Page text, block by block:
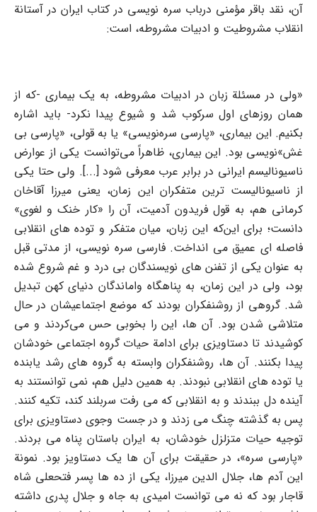
آن، نقد باقر مؤمنی درباب سره نویسی در کتاب ایران در آستانة
انقلاب مشروطیت و ادبیات مشروطه، است:
«ولی در مسئلة زبان در ادبیات مشروطه، به یک بیماری -که از
همان روزهای اول سرکوب شد و شیوع پیدا نکرد- باید اشاره
بکنیم. این بیماری، «پارسی سره‌نویسی» یا به قولی، «پارسی بی
غش»نویسی بود. این بیماری، ظاهراً می‌توانست یکی از عوارض
ناسیونالیسم ایرانی در برابر عرب معرفی شود [...]. ولی حتا یکی
از ناسیونالیست ترین متفکران این زمان، یعنی میرزا آقاخان
کرمانی هم، به قول فریدون آدمیت، آن را «کار خنک و لغوی»
دانست؛ برای این‌که این زبان، میان متفکر و توده های انقلابی
فاصله ای عمیق می انداخت. فارسی سره نویسی، از مدتی قبل
به عنوان یکی از تفنن های نویسندگان بی درد و غم شروع شده
بود، ولی در این زمان، به پناهگاه واماندگان دنیای کهن تبدیل
شد. گروهی از روشنفکران بودند که موضع اجتماعیشان در حال
متلاشی شدن بود. آن ها، این را بخوبی حس می‌کردند و می
کوشیدند تا دستاویزی برای ادامة حیات گروه اجتماعی خودشان
پیدا بکنند. آن ها، روشنفکران وابسته به گروه های رشد یابنده
یا توده های انقلابی نبودند. به همین دلیل هم، نمی توانستند به
آینده دل ببندند و به انقلابی که می رفت سربلند کند، تکیه کنند.
پس به گذشته چنگ می زدند و در جست وجوی دستاویزی برای
توجیه حیات متزلزل خودشان، به ایران باستان پناه می بردند.
«پارسی سره»، در حقیقت برای آن ها یک دستاویز بود. نمونة
این آدم ها، جلال الدین میرزا، یکی از ده ها پسر فتحعلی شاه
قاجار بود که نه می توانست امیدی به جاه و جلال پدری داشته